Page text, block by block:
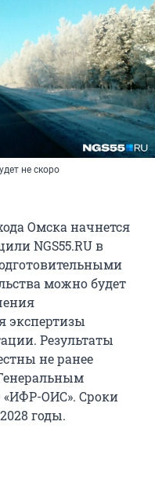
не скоро
Омска начнется
NGS55.RU в
можно будет
экспертизы
Результаты
не ранее
ОИС». Сроки
годы.